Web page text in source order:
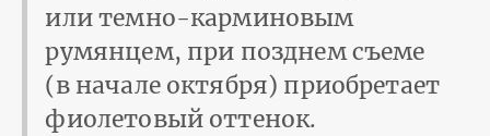
или темно-карминовым
румянцем, при позднем съеме
(в начале октября) приобретает
фиолетовый оттенок.